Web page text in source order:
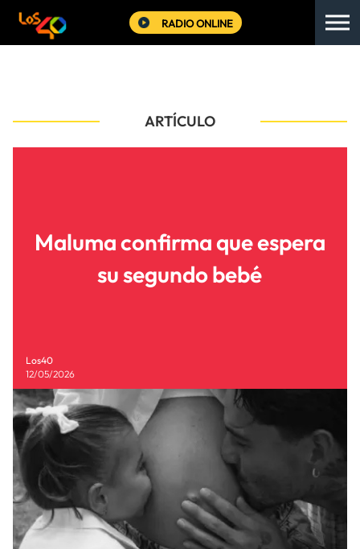
RADIO ONLINE
ARTÍCULO
Maluma confirma que espera
su segundo bebé
Los40
12/05/2026